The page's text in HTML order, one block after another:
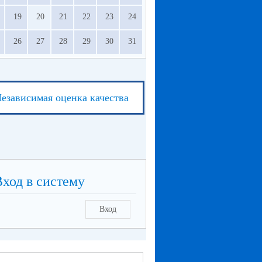
19 20 21 22 23 24
26 27 28 29 30 31
оценка качества
в систему
Вход